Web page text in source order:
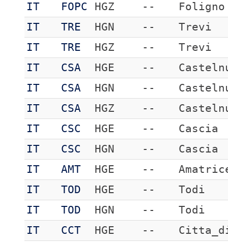
IT
FOPC HGZ --
IT
TRE HGN --
Trevi
IT
TRE HGZ --
Trevi
IT
CSA HGE --
IT
CSA HGN --
IT
CSA HGZ --
IT
CSC HGE --
Cascia
IT
CSC HGN --
Cascia
IT
AMT HGE --
IT
TOD HGE --
Todi
IT
TOD HGN --
Todi
IT
CCT HGE --